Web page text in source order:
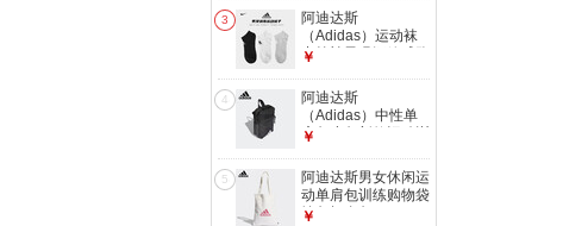
帮黑色E816232224
S【鞋码35-38】
3
阿迪达斯
（Adidas）运动袜
中筒袜子吸汗篮球跑
白灰三双装DZ9400
XL【鞋码45-48】
￥
4
阿迪达斯
（Adidas）中性单
肩包小包新款运动训
黑色FS0281 长宽
21*16cm
￥
5
阿迪达斯男女休闲运
动单肩包训练购物袋
挎包帆布包GV0948
￥